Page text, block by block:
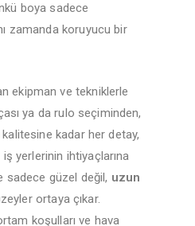
boya sadece
zamanda koruyucu bir
ekipman ve tekniklerle
ya da rulo seçiminden,
kadar her detay,
yerlerinin ihtiyaçlarına
sadece güzel değil, uzun
ortaya çıkar.
koşulları ve hava